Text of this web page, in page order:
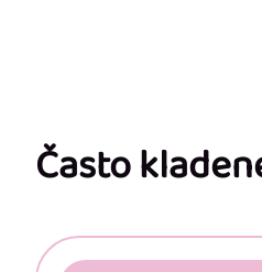
Často